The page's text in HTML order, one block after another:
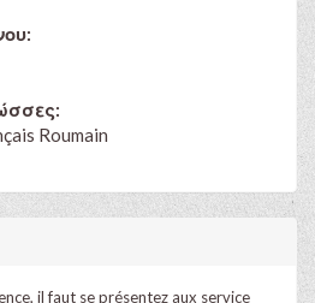
Roumain
il faut se présentez aux service